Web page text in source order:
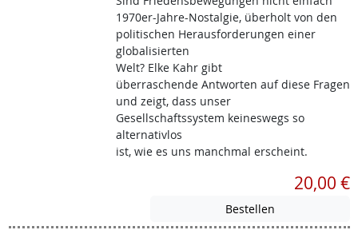
1970er-Jahre-Nostalgie, überholt von den
politischen Herausforderungen einer
globalisierten
Welt? Elke Kahr gibt
überraschende Antworten auf diese Fragen
und zeigt, dass unser
Gesellschaftssystem keineswegs so
alternativlos
ist, wie es uns manchmal erscheint.
20,00 €